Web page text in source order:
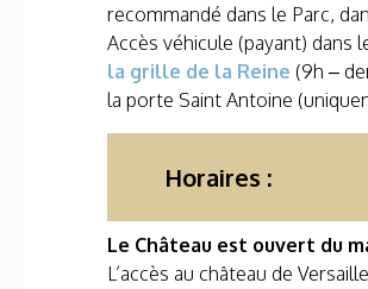
recommandé dans le Parc,
Accès véhicule (payant) dans
la grille de la Reine (9h –
la porte Saint Antoine
Horaires :
Le Château est ouvert du
L’accès au château de